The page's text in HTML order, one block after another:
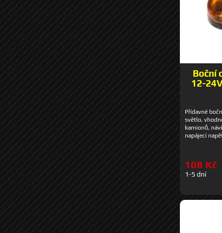
Boční
12-
Přídavné
světlo,
kamionů,
napájecí
mm •
108 Kč
1-5 dní